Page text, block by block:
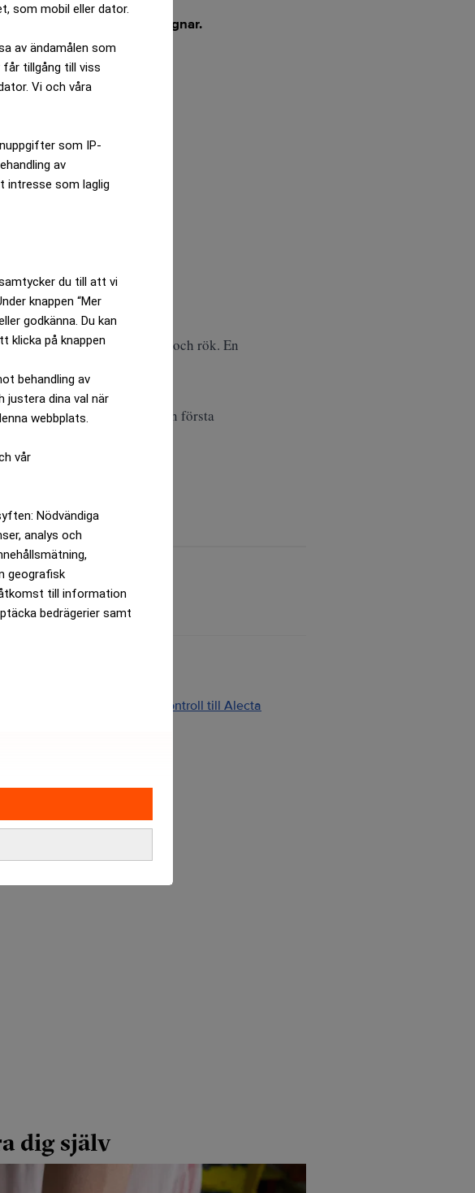
som mobil eller dator.
av ändamålen som
tillgång till viss
Vi och våra
som IP-
av
intresse som laglig
du till att vi
knappen “Mer
godkänna. Du kan
klicka på knappen
behandling av
justera dina val när
webbplats.
vår
Nödvändiga
analys och
geografisk
till information
bedrägerier samt
brand i en av sina smältugnar.
att ha andats in damm och rök. En
vid 09:00.
Bolaget höll förra veckan sin första
inom Intern styrning och kontroll till Alecta
dig själv